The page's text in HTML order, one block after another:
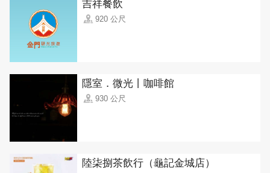
吉祥餐飲
920 公尺
隱室．微光丨咖啡館
930 公尺
陸柒捌茶飲行（龜記金城店）